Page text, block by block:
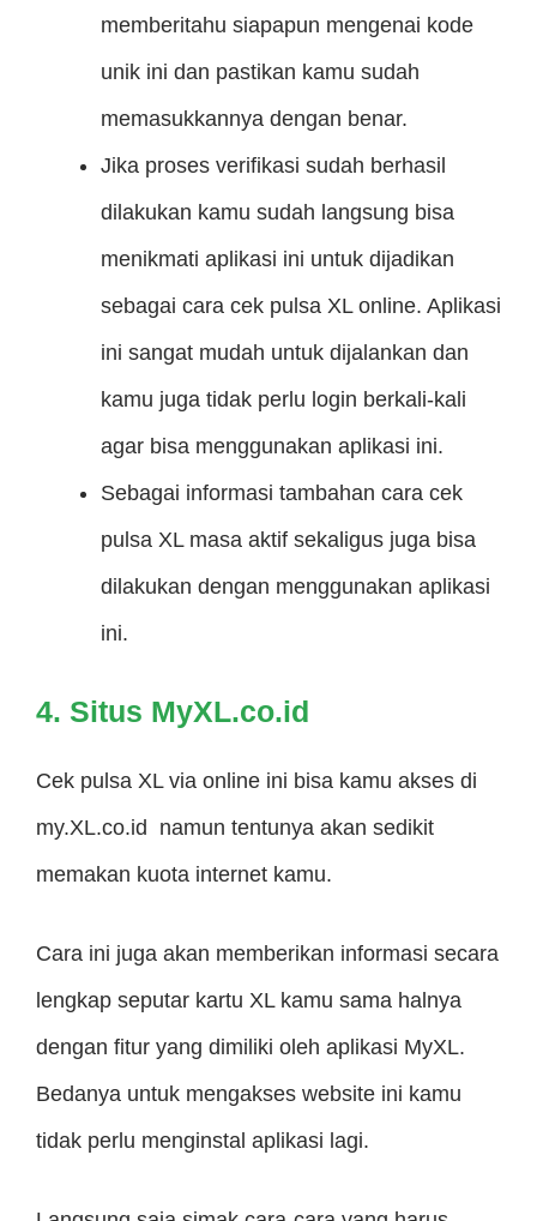
memberitahu siapapun mengenai kode
unik ini dan pastikan kamu sudah
memasukkannya dengan benar.
Jika proses verifikasi sudah berhasil
dilakukan kamu sudah langsung bisa
menikmati aplikasi ini untuk dijadikan
sebagai cara cek pulsa XL online. Aplikasi
ini sangat mudah untuk dijalankan dan
kamu juga tidak perlu login berkali-kali
agar bisa menggunakan aplikasi ini.
Sebagai informasi tambahan cara cek
pulsa XL masa aktif sekaligus juga bisa
dilakukan dengan menggunakan aplikasi
ini.
4. Situs MyXL.co.id
Cek pulsa XL via online ini bisa kamu akses di
my.XL.co.id namun tentunya akan sedikit
memakan kuota internet kamu.
Cara ini juga akan memberikan informasi secara
lengkap seputar kartu XL kamu sama halnya
dengan fitur yang dimiliki oleh aplikasi MyXL.
Bedanya untuk mengakses website ini kamu
tidak perlu menginstal aplikasi lagi.